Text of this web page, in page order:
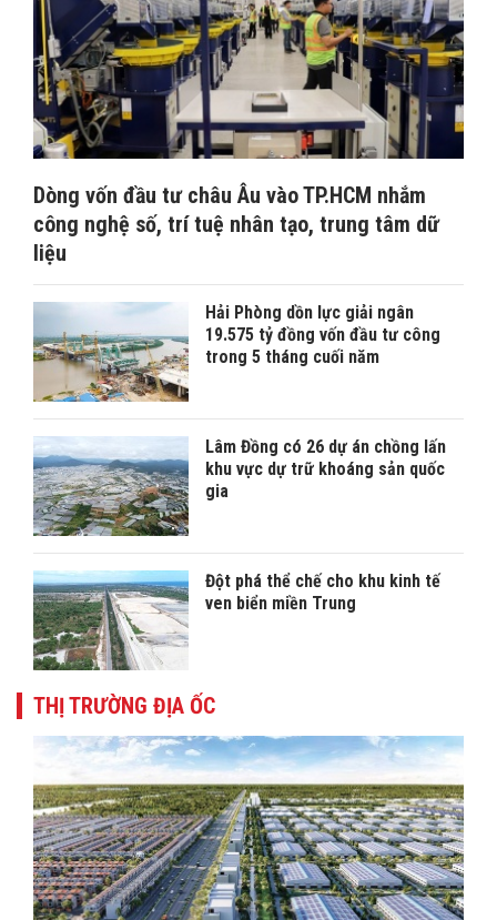
Dòng vốn đầu tư châu Âu vào TP.HCM nhắm
công nghệ số, trí tuệ nhân tạo, trung tâm dữ
liệu
Hải Phòng dồn lực giải ngân
19.575 tỷ đồng vốn đầu tư công
trong 5 tháng cuối năm
Lâm Đồng có 26 dự án chồng lấn
khu vực dự trữ khoáng sản quốc
gia
Đột phá thể chế cho khu kinh tế
ven biển miền Trung
THỊ TRƯỜNG ĐỊA ỐC